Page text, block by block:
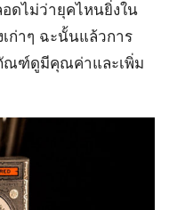
ดไม่ว่ายุคไหนยิ่งใน
ก่าๆ ฉะนั้นแล้วการ
ณฑ์ดูมีคุณค่าและเพิ่ม